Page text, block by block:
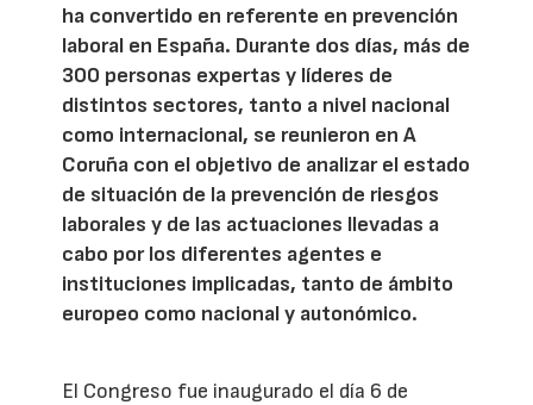
ha convertido en referente en prevención
laboral en España. Durante dos días, más de
300 personas expertas y líderes de
distintos sectores, tanto a nivel nacional
como internacional, se reunieron en A
Coruña con el objetivo de analizar el estado
de situación de la prevención de riesgos
laborales y de las actuaciones llevadas a
cabo por los diferentes agentes e
instituciones implicadas, tanto de ámbito
europeo como nacional y autonómico.
El Congreso fue inaugurado el día 6 de